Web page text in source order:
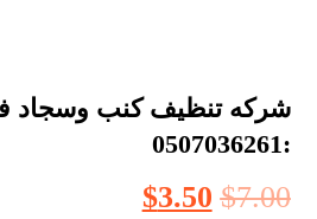
شركه تنظيف كنب وسجاد
:0507036261
$7.00
$3.50